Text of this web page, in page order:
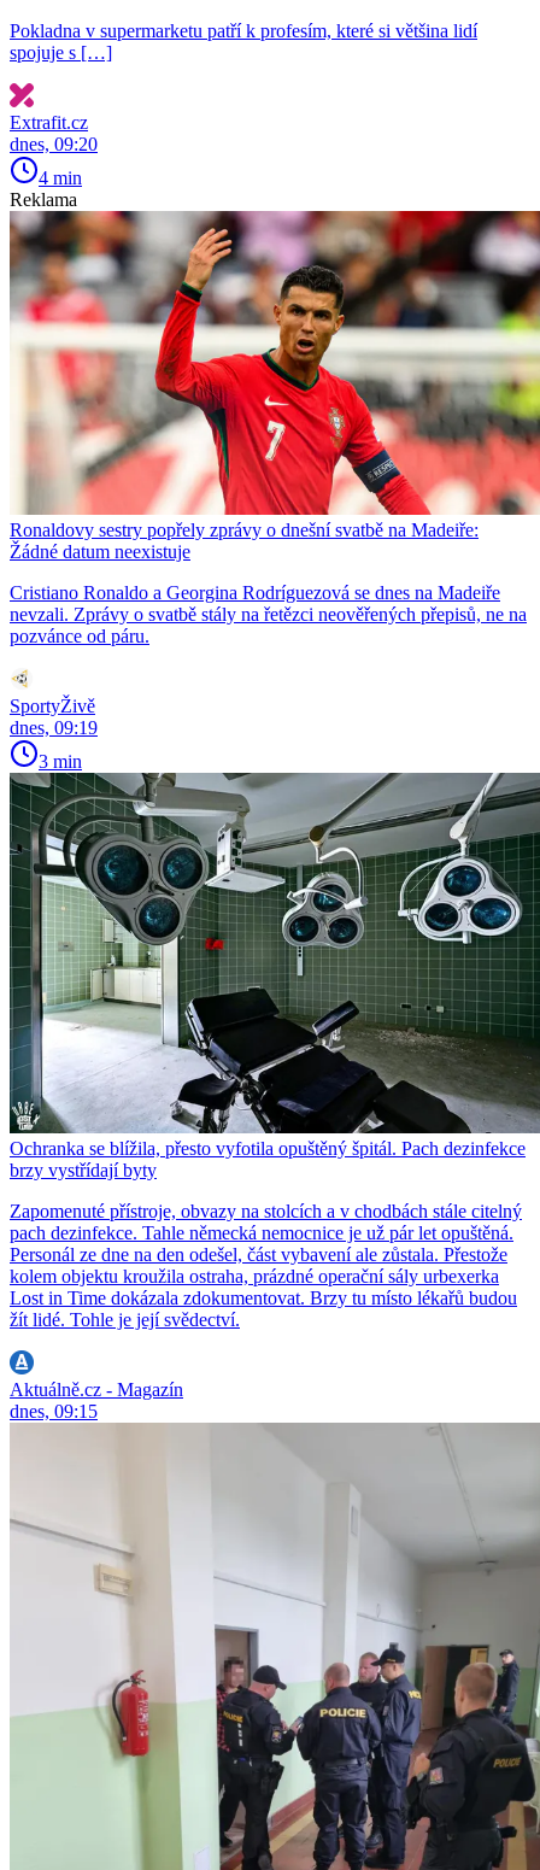
Pokladna v supermarketu patří k profesím, které si většina lidí
spojuje s […]
Extrafit.cz
dnes, 09:20
4 min
Reklama
Ronaldovy sestry popřely zprávy o dnešní svatbě na Madeiře:
Žádné datum neexistuje
Cristiano Ronaldo a Georgina Rodríguezová se dnes na Madeiře
nevzali. Zprávy o svatbě stály na řetězci neověřených přepisů, ne na
pozvánce od páru.
SportyŽivě
dnes, 09:19
3 min
Ochranka se blížila, přesto vyfotila opuštěný špitál. Pach dezinfekce
brzy vystřídají byty
Zapomenuté přístroje, obvazy na stolcích a v chodbách stále citelný
pach dezinfekce. Tahle německá nemocnice je už pár let opuštěná.
Personál ze dne na den odešel, část vybavení ale zůstala. Přestože
kolem objektu kroužila ostraha, prázdné operační sály urbexerka
Lost in Time dokázala zdokumentovat. Brzy tu místo lékařů budou
žít lidé. Tohle je její svědectví.
Aktuálně.cz - Magazín
dnes, 09:15